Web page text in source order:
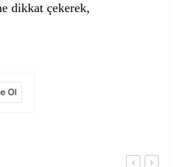
dikkat çekerek,